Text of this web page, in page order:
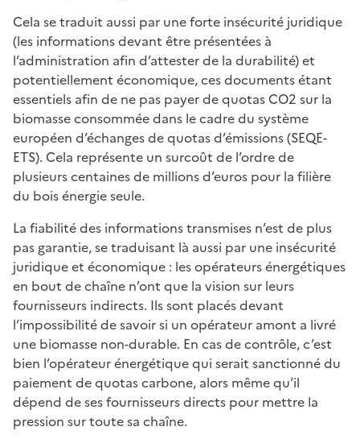
Cela se traduit aussi par une forte insécurité juridique
(les informations devant être présentées à
l’administration afin d’attester de la durabilité) et
potentiellement économique, ces documents étant
essentiels afin de ne pas payer de quotas CO2 sur la
biomasse consommée dans le cadre du système
européen d’échanges de quotas d’émissions (SEQE-
ETS). Cela représente un surcoût de l’ordre de
plusieurs centaines de millions d’euros pour la filière
du bois énergie seule.
La fiabilité des informations transmises n’est de plus
pas garantie, se traduisant là aussi par une insécurité
juridique et économique : les opérateurs énergétiques
en bout de chaîne n’ont que la vision sur leurs
fournisseurs indirects. Ils sont placés devant
l’impossibilité de savoir si un opérateur amont a livré
une biomasse non-durable. En cas de contrôle, c’est
bien l’opérateur énergétique qui serait sanctionné du
paiement de quotas carbone, alors même qu’il
dépend de ses fournisseurs directs pour mettre la
pression sur toute sa chaîne.